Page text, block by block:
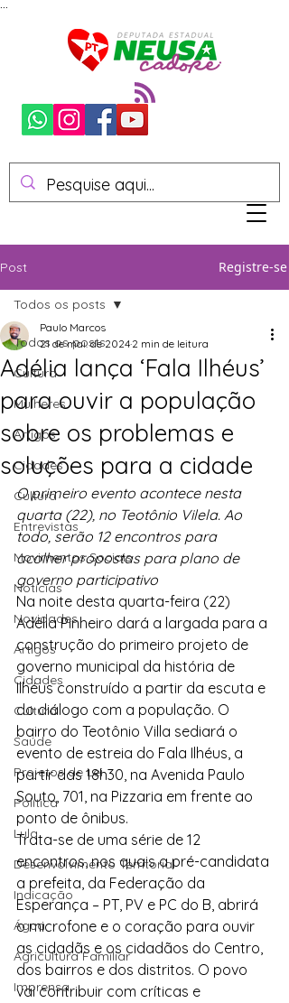
Post Registre-se
Todos os posts
Cultura
Mulheres
Artigos
Cidades
Cultura
Entrevistas
Movimentos Sociais
Notícias
Novidades
Artigos
Cidades
Cultura
Saúde
Projetos de Lei
Política
Lula
Desenvolvimento Territorial
Indicação
Água
Agricultura Familiar
Imprensa
Todos os posts
Adélia lança ‘Fala Ilhéus’
para ouvir a população
sobre os problemas e
soluções para a cidade
Paulo Marcos
21 de mai. de 2024 2 min de leitura
O primeiro evento acontece nesta
quarta (22), no Teotônio Vilela. Ao
todo, serão 12 encontros para
acolher propostas para plano de
governo participativo
Na noite desta quarta-feira (22)
Adélia Pinheiro dará a largada para a
construção do primeiro projeto de
governo municipal da história de
Ilhéus construído a partir da escuta e
do diálogo com a população. O
bairro do Teotônio Villa sediará o
evento de estreia do Fala Ilhéus, a
partir das 18h30, na Avenida Paulo
Souto, 701, na Pizzaria em frente ao
ponto de ônibus.
Trata-se de uma série de 12
encontros, nos quais a pré-candidata
a prefeita, da Federação da
Esperança – PT, PV e PC do B, abrirá
o microfone e o coração para ouvir
as cidadãs e os cidadãos do Centro,
dos bairros e dos distritos. O povo
vai contribuir com críticas e